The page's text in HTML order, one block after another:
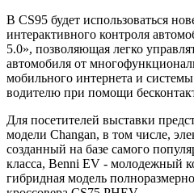
В CS95 будет использоваться
интерактивного контроля
5.0», позволяющая легко
автомобиля от
мобильного интернета и
водителю при помощи
Для посетителей выставки
модели Changan, в том числе,
созданный на базе самого
класса, Benni EV - молодежный
гибридная модель